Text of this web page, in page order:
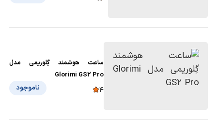
ساعت هوشمند گِلوریمی مدل
Glorimi GS2 Pro
4 ناموجود